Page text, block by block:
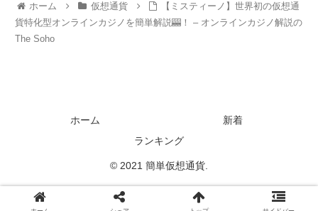
ホーム 仮想通貨
【ミスティーノ】世界初の仮想通
貨特化型オンラインカジノを簡単解説🎰！ – オンラインカジノ解説の
The Soho
ホーム
新着
ランキング
© 2021 簡単仮想通貨.